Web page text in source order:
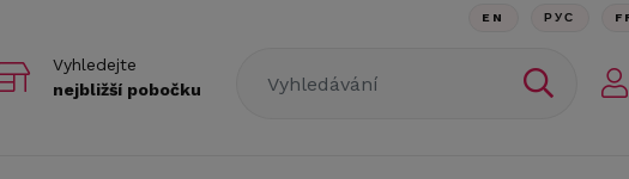
Vyhledejte
nejbližší pobočku
EN РУС